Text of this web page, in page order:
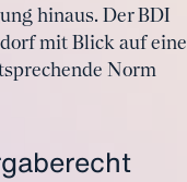
hinaus. Der BDI
mit Blick auf eine
Norm